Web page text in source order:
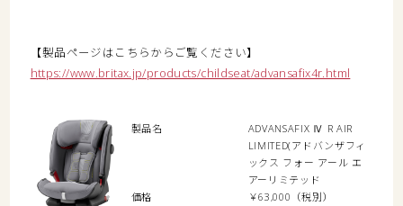
【製品ページはこちらからご覧ください】
https://www.britax.jp/products/childseat/advansafix4r.html
製品名
ADVANSAFIX Ⅳ R AIR
LIMITED(アドバンザフィ
ックス フォー アール エ
アーリミテッド
価格
￥63,000（税別）